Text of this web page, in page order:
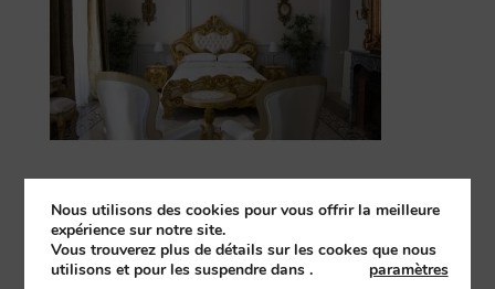
2015 - 2018 ©Château Rieutort-Fait avec passion
Nous utilisons des cookies pour vous offrir la meilleure
expérience sur notre site.
Vous trouverez plus de détails sur les cookes que nous
utilisons et pour les suspendre dans
paramètres
.